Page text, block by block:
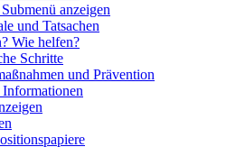
Submenü anzeigen
und Tatsachen
Wie helfen?
Schritte
und Prävention
Informationen